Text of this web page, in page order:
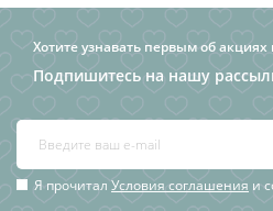
Хотите узнавать первым об акциях
Подпишитесь на нашу
Я прочитал Условия соглашения и